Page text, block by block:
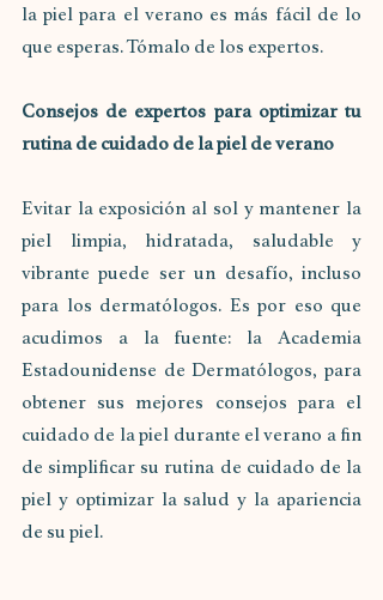
la piel para el verano es más fácil de lo
que esperas. Tómalo de los expertos.
Consejos de expertos para optimizar tu
rutina de cuidado de la piel de verano
Evitar la exposición al sol y mantener la
piel limpia, hidratada, saludable y
vibrante puede ser un desafío, incluso
para los dermatólogos. Es por eso que
acudimos a la fuente: la Academia
Estadounidense de Dermatólogos, para
obtener sus mejores consejos para el
cuidado de la piel durante el verano a fin
de simplificar su rutina de cuidado de la
piel y optimizar la salud y la apariencia
de su piel.